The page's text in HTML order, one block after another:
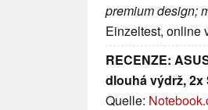
premium design;
Einzeltest, online
RECENZE:
dlouhá výdrž, 2x
Quelle: